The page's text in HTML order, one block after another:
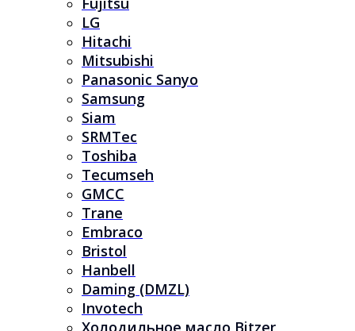
LG
Hitachi
Mitsubishi
Panasonic Sanyo
Samsung
Siam
SRMTec
Toshiba
Tecumseh
GMCC
Trane
Embraco
Bristol
Hanbell
Daming (DMZL)
Invotech
Холодильное масло Bitzer